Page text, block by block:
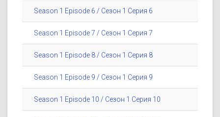
Season 1 Episode 6 / Сезон 1 Серия 6
Season 1 Episode 7 / Сезон 1 Серия 7
Season 1 Episode 8 / Сезон 1 Серия 8
Season 1 Episode 9 / Сезон 1 Серия 9
Season 1 Episode 10 / Сезон 1 Серия 10